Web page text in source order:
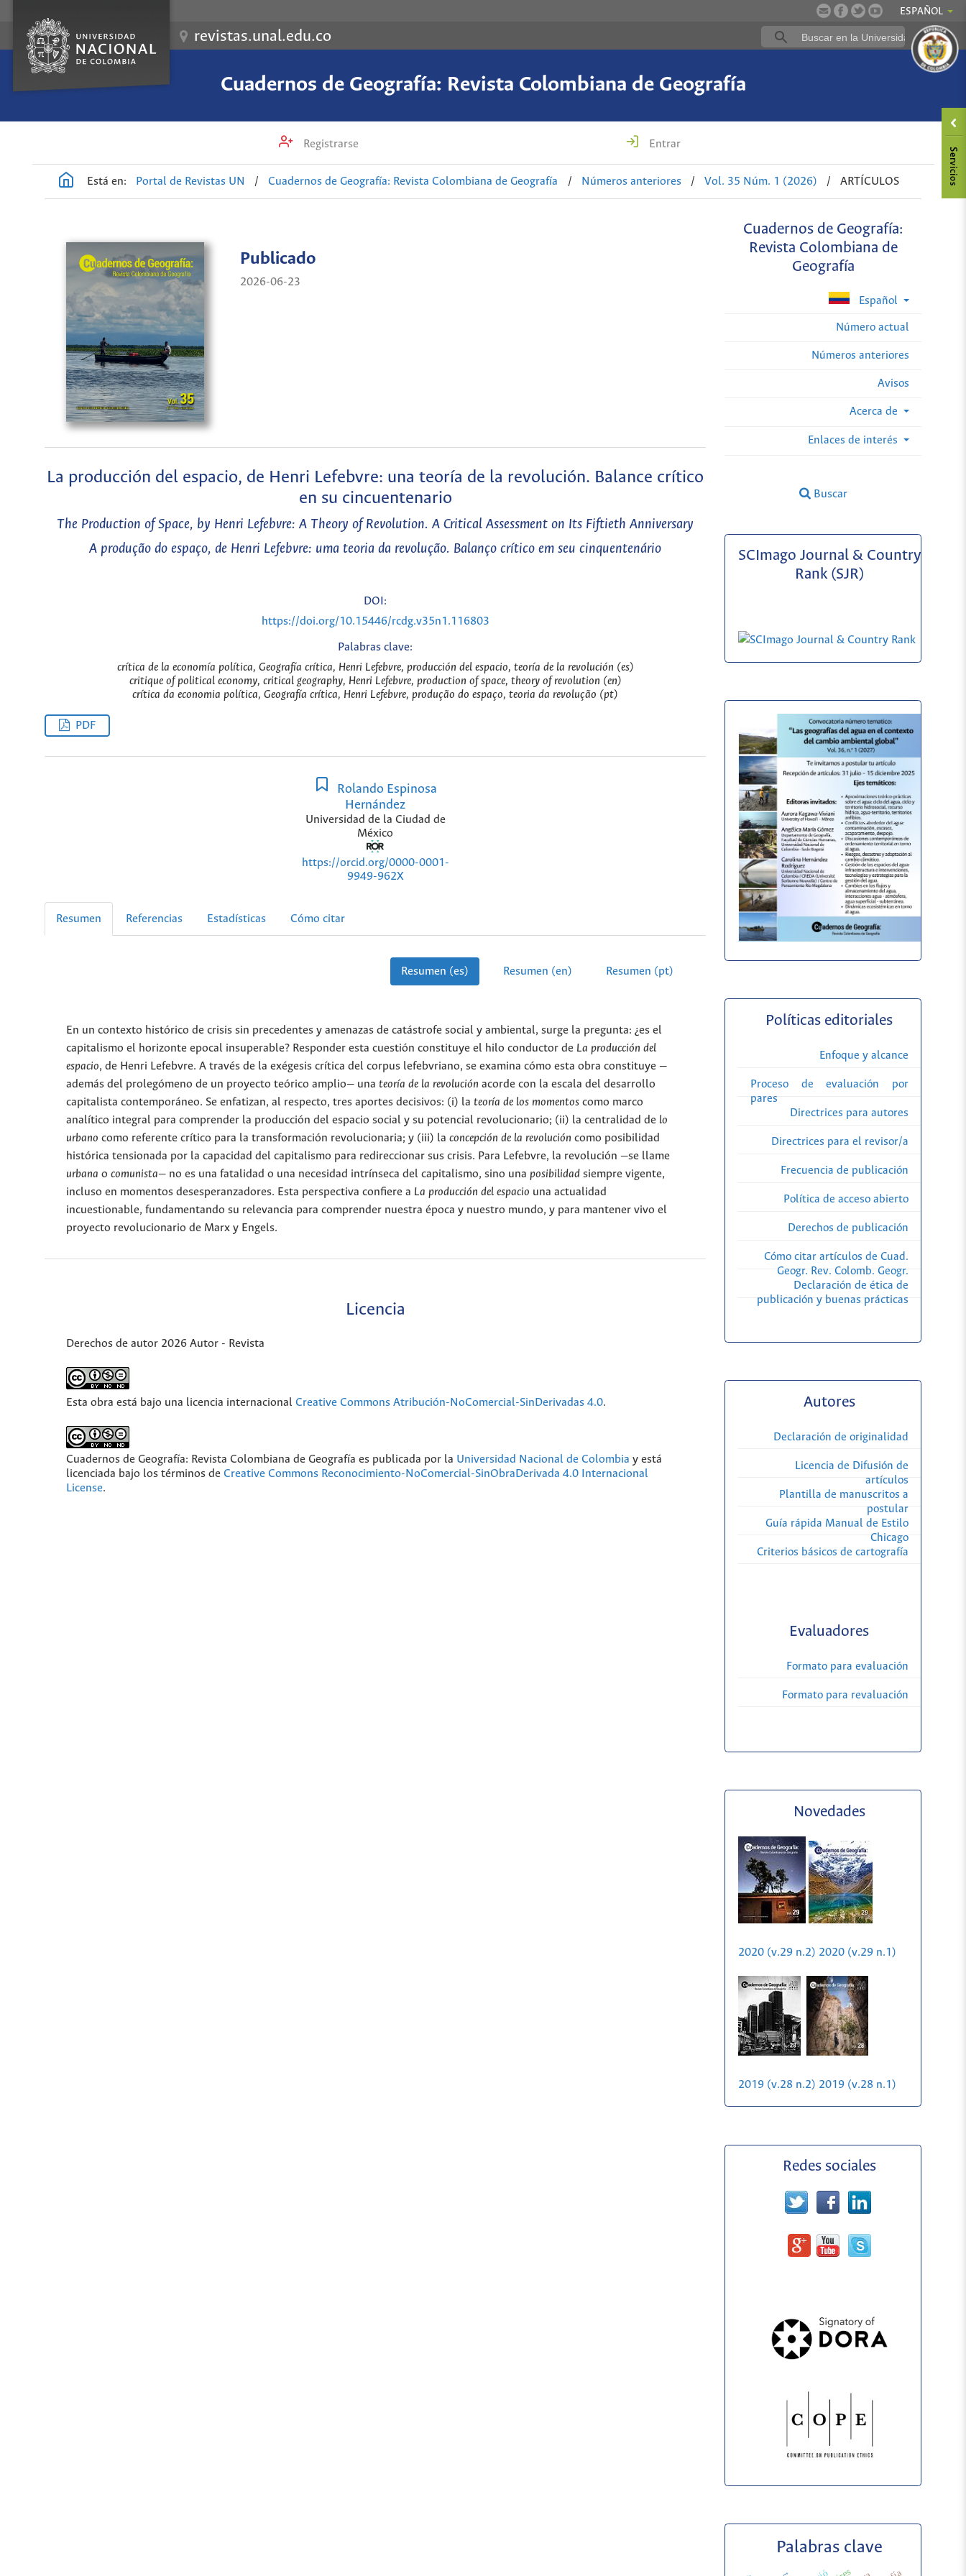
ESPAÑOL
revistas.unal.edu.co
Cuadernos de Geografía: Revista Colombiana de Geografía
Registrarse Entrar
Está en: Portal de Revistas UN / Cuadernos de Geografía: Revista Colombiana de Geografía / Números anteriores / Vol. 35 Núm. 1 (2026) / ARTÍCULOS
Cuadernos de Geografía:
Revista Colombiana de
Geografía
Español
Número actual
Números anteriores
Avisos
Acerca de
Enlaces de interés
Buscar
Publicado
2026-06-23
La producción del espacio, de Henri Lefebvre: una teoría de la revolución. Balance crítico
en su cincuentenario
The Production of Space, by Henri Lefebvre: A Theory of Revolution. A Critical Assessment on Its Fiftieth Anniversary
A produção do espaço, de Henri Lefebvre: uma teoria da revolução. Balanço crítico em seu cinquentenário
DOI:
https://doi.org/10.15446/rcdg.v35n1.116803
Palabras clave:
crítica de la economía política, Geografía crítica, Henri Lefebvre, producción del espacio, teoría de la revolución (es)
critique of political economy, critical geography, Henri Lefebvre, production of space, theory of revolution (en)
crítica da economia política, Geografía crítica, Henri Lefebvre, produção do espaço, teoria da revolução (pt)
PDF
Rolando Espinosa
Hernández
Universidad de la Ciudad de
México
https://orcid.org/0000-0001-
9949-962X
Resumen Referencias Estadísticas Cómo citar
Resumen (es) Resumen (en) Resumen (pt)
En un contexto histórico de crisis sin precedentes y amenazas de catástrofe social y ambiental, surge la pregunta: ¿es el
capitalismo el horizonte epocal insuperable? Responder esta cuestión constituye el hilo conductor de La producción del
espacio, de Henri Lefebvre. A través de la exégesis crítica del corpus lefebvriano, se examina cómo esta obra constituye —
además del prolegómeno de un proyecto teórico amplio— una teoría de la revolución acorde con la escala del desarrollo
capitalista contemporáneo. Se enfatizan, al respecto, tres aportes decisivos: (i) la teoría de los momentos como marco
analítico integral para comprender la producción del espacio social y su potencial revolucionario; (ii) la centralidad de lo
urbano como referente crítico para la transformación revolucionaria; y (iii) la concepción de la revolución como posibilidad
histórica tensionada por la capacidad del capitalismo para redireccionar sus crisis. Para Lefebvre, la revolución —se llame
urbana o comunista— no es una fatalidad o una necesidad intrínseca del capitalismo, sino una posibilidad siempre vigente,
incluso en momentos desesperanzadores. Esta perspectiva confiere a La producción del espacio una actualidad
incuestionable, fundamentando su relevancia para comprender nuestra época y nuestro mundo, y para mantener vivo el
proyecto revolucionario de Marx y Engels.
Licencia
Derechos de autor 2026 Autor - Revista
Esta obra está bajo una licencia internacional Creative Commons Atribución-NoComercial-SinDerivadas 4.0.
Cuadernos de Geografía: Revista Colombiana de Geografía es publicada por la Universidad Nacional de Colombia y está
licenciada bajo los términos de Creative Commons Reconocimiento-NoComercial-SinObraDerivada 4.0 Internacional
License.
SCImago Journal & Country
Rank (SJR)
Políticas editoriales
Enfoque y alcance
Proceso de evaluación por
pares
Directrices para autores
Directrices para el revisor/a
Frecuencia de publicación
Política de acceso abierto
Derechos de publicación
Cómo citar artículos de Cuad.
Geogr. Rev. Colomb. Geogr.
Declaración de ética de
publicación y buenas prácticas
Autores
Declaración de originalidad
Licencia de Difusión de
artículos
Plantilla de manuscritos a
postular
Guía rápida Manual de Estilo
Chicago
Criterios básicos de cartografía
Evaluadores
Formato para evaluación
Formato para revaluación
Novedades
2020 (v.29 n.2) 2020 (v.29 n.1)
2019 (v.28 n.2) 2019 (v.28 n.1)
Redes sociales
Palabras clave